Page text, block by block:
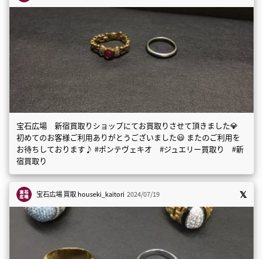
宝石広場 新宿買取りショップにてお買取りさせて頂きました💎
初めてのお客様ご利用ありがとうございました😃 またのご利用を
お待ちしております♪ #ポンテヴェキオ #ジュエリー買取り #新
宿買取り
宝石広場 買取houseki_kaitori 2024/07/19